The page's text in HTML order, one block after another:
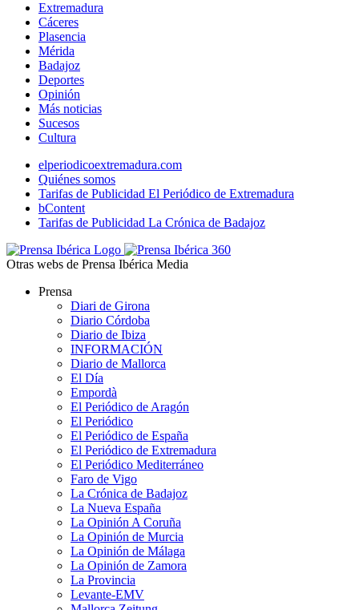
Extremadura
Cáceres
Plasencia
Mérida
Badajoz
Deportes
Opinión
Más noticias
Sucesos
Cultura
elperiodicoextremadura.com
Quiénes somos
Tarifas de Publicidad El Periódico de Extremadura
bContent
Tarifas de Publicidad La Crónica de Badajoz
Otras webs de Prensa Ibérica Media
Prensa
Diari de Girona
Diario Córdoba
Diario de Ibiza
INFORMACIÓN
Diario de Mallorca
El Día
Empordà
El Periódico de Aragón
El Periódico
El Periódico de España
El Periódico de Extremadura
El Periódico Mediterráneo
Faro de Vigo
La Crónica de Badajoz
La Nueva España
La Opinión A Coruña
La Opinión de Murcia
La Opinión de Málaga
La Opinión de Zamora
La Provincia
Levante-EMV